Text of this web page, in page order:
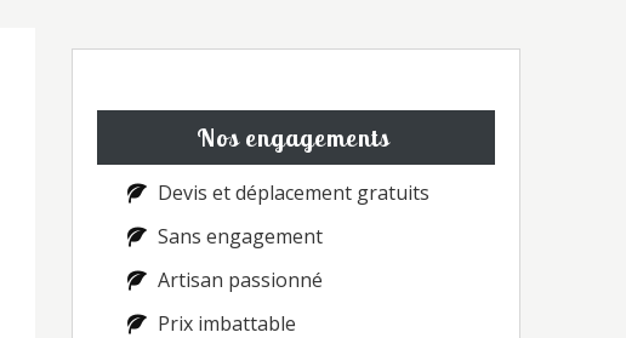
Nos engagements
Devis et déplacement gratuits
Sans engagement
Artisan passionné
Prix imbattable